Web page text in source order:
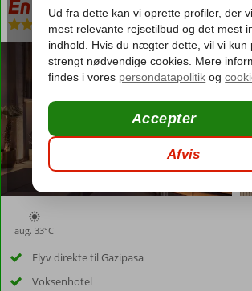
En Vie Sun Beach Hotel
Morgenmad- Hotel
aug. 33°C
Flyv direkte til Gazipasa
Voksenhotel